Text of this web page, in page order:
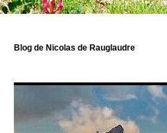
Blog de Nicolas de Rauglaudre